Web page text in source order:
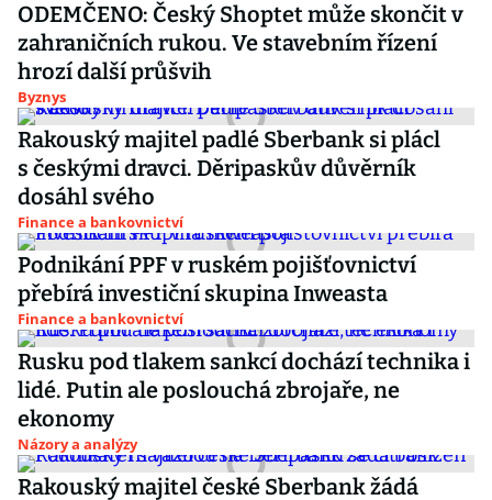
ODEMČENO: Český Shoptet může skončit v
zahraničních rukou. Ve stavebním řízení
hrozí další průšvih
Byznys
Rakouský majitel padlé Sberbank si plácl
s českými dravci. Děripaskův důvěrník
dosáhl svého
Finance a bankovnictví
Podnikání PPF v ruském pojišťovnictví
přebírá investiční skupina Inweasta
Finance a bankovnictví
Rusku pod tlakem sankcí dochází technika i
lidé. Putin ale poslouchá zbrojaře, ne
ekonomy
Názory a analýzy
Rakouský majitel české Sberbank žádá